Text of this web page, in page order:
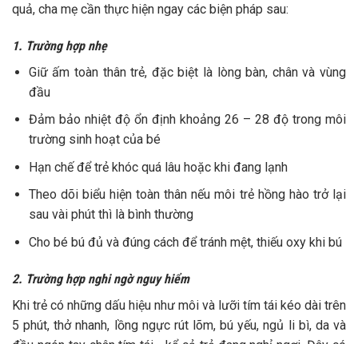
quả, cha mẹ cần thực hiện ngay các biện pháp sau:
1. Trường hợp nhẹ
Giữ ấm toàn thân trẻ, đặc biệt là lòng bàn, chân và vùng
đầu
Đảm bảo nhiệt độ ổn định khoảng 26 – 28 độ trong môi
trường sinh hoạt của bé
Hạn chế để trẻ khóc quá lâu hoặc khi đang lạnh
Theo dõi biểu hiện toàn thân nếu môi trẻ hồng hào trở lại
sau vài phút thì là bình thường
Cho bé bú đủ và đúng cách để tránh mệt, thiếu oxy khi bú
2. Trường hợp nghi ngờ nguy hiểm
Khi trẻ có những dấu hiệu như môi và lưỡi tím tái kéo dài trên
5 phút, thở nhanh, lồng ngực rút lõm, bú yếu, ngủ li bì, da và